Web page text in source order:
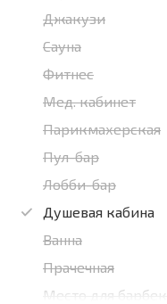
Джакузи
Сауна
Фитнес
Мед. кабинет
Парикмахерская
Пул-бар
Лобби-бар
Душевая кабина
Ванна
Прачечная
Место для